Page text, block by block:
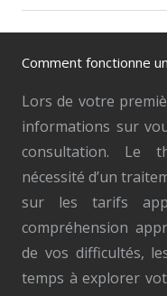
Comment fonctionne
Lors de votre
informations sur
consultation. Le
nécessité d’un
sur les tarifs
compréhension
de vos difficultés,
temps à explorer